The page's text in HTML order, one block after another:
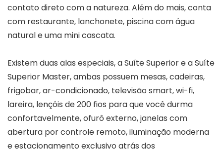
contato direto com a natureza. Além do mais, conta
com restaurante, lanchonete, piscina com água
natural e uma mini cascata.
Existem duas alas especiais, a Suíte Superior e a Suíte
Superior Master, ambas possuem mesas, cadeiras,
frigobar, ar-condicionado, televisão smart, wi-fi,
lareira, lençóis de 200 fios para que você durma
confortavelmente, ofurô externo, janelas com
abertura por controle remoto, iluminação moderna
e estacionamento exclusivo atrás dos